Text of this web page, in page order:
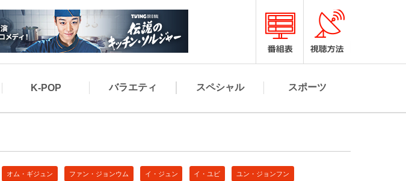
K-POP バラエティ スペシャル スポーツ
オム・ギジュン ファン・ジョンウム イ・ジュン イ・ユビ ユン・ジョンフン